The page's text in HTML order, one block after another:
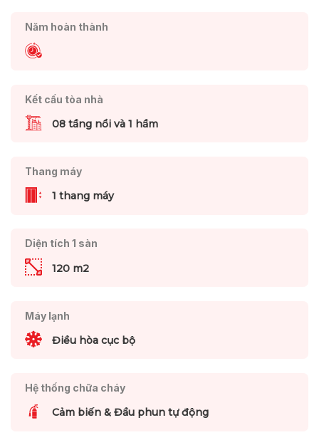
Năm hoàn thành
Kết cấu tòa nhà
08 tầng nổi và 1 hầm
Thang máy
1 thang máy
Diện tích 1 sàn
120 m2
Máy lạnh
Điều hòa cục bộ
Hệ thống chữa cháy
Cảm biến & Đầu phun tự động